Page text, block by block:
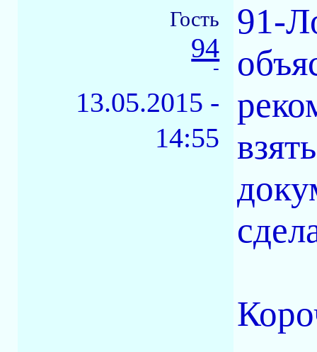
Гость
94
-
13.05.2015 -
14:55
91-